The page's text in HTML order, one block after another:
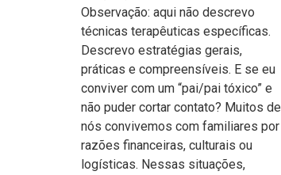
Observação: aqui não descrevo
técnicas terapêuticas específicas.
Descrevo estratégias gerais,
práticas e compreensíveis. E se eu
conviver com um “pai/pai tóxico” e
não puder cortar contato? Muitos de
nós convivemos com familiares por
razões financeiras, culturais ou
logísticas. Nessas situações,